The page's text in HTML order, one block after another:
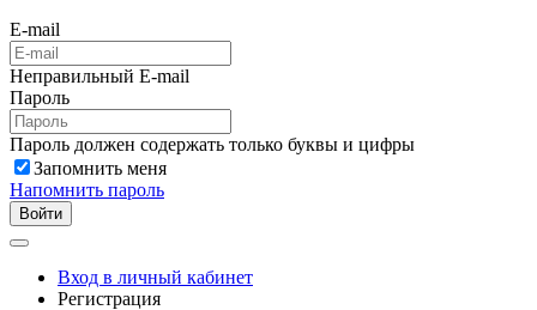
E-mail
Неправильный E-mail
Пароль
Пароль должен содержать только буквы и цифры
Запомнить меня
Напомнить пароль
Войти
Вход в личный кабинет
Регистрация